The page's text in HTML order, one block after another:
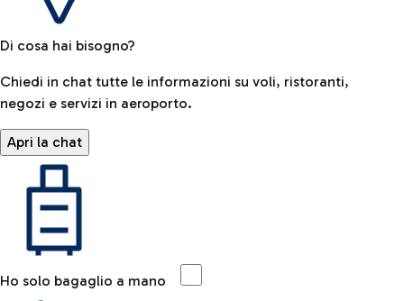
Di cosa hai bisogno?
Chiedi in chat tutte le informazioni su voli, ristoranti,
negozi e servizi in aeroporto.
Apri la chat
Ho solo bagaglio a mano